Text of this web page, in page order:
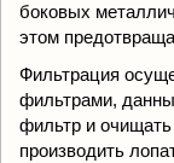
боковых
этом
Фильтрация
фильтрами,
фильтр и очищать
производить